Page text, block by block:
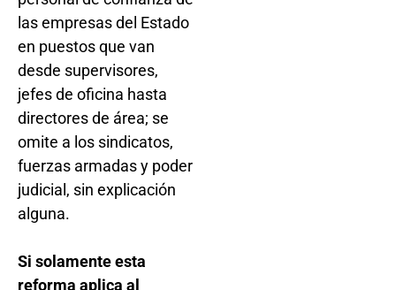
las empresas del Estado
en puestos que van
desde supervisores,
jefes de oficina hasta
directores de área; se
omite a los sindicatos,
fuerzas armadas y poder
judicial, sin explicación
alguna.
Si solamente esta
reforma aplica al